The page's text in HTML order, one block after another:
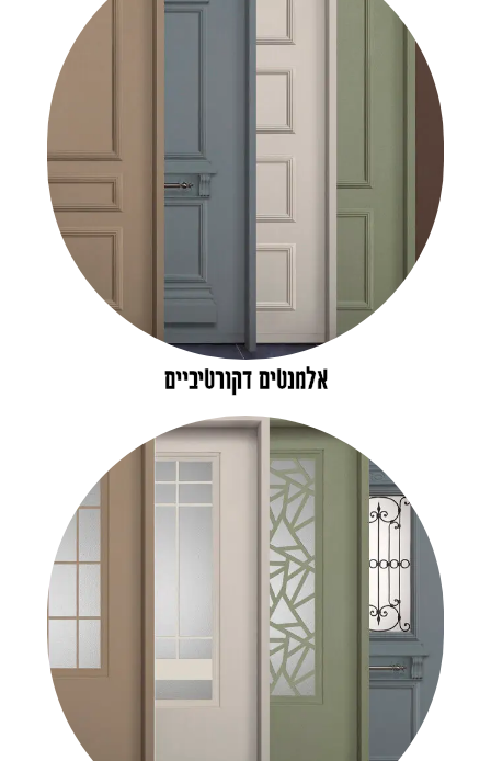
אלמנטים דקורטיביים